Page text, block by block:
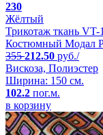
230
Жёлтый
Трикотаж ткань
Костюмный Модал
355212.50 руб./
Вискоза, Полиэстер
Ширина: 150 см.
102.2 пог.м.
в корзину